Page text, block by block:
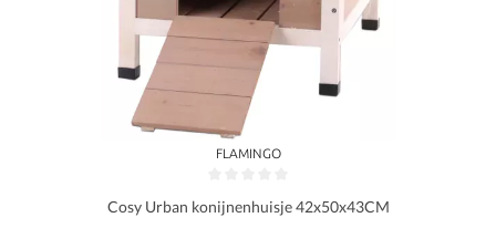
FLAMINGO
Cosy Urban konijnenhuisje 42x50x43CM